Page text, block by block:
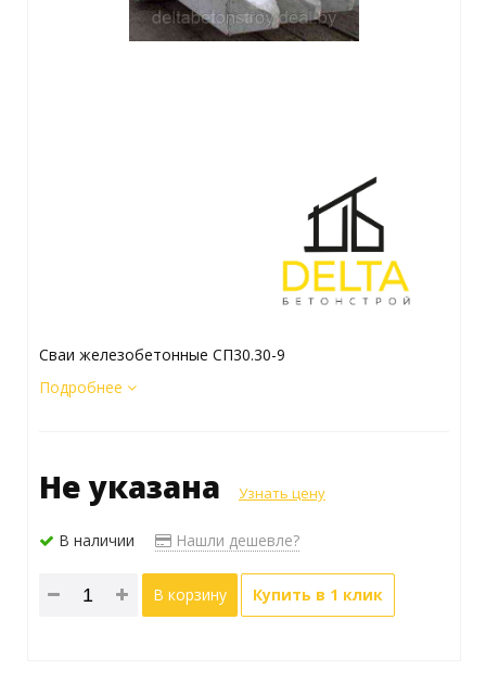
Сваи железобетонные СП30.30-9
Подробнее
Не указана Узнать цену
В наличии Нашли дешевле?
В корзину Купить в 1 клик